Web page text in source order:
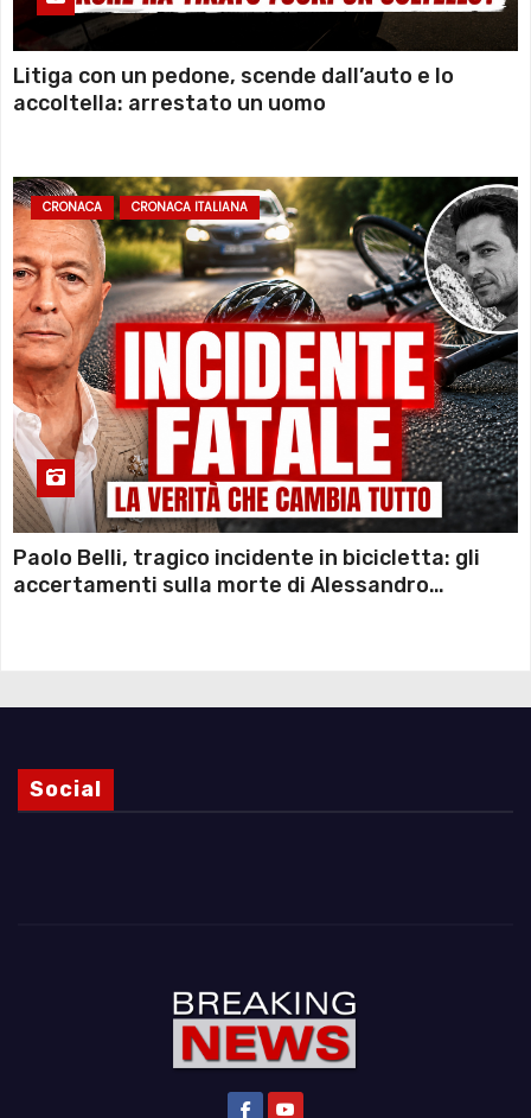
Litiga con un pedone, scende dall’auto e lo
accoltella: arrestato un uomo
CRONACA CRONACA ITALIANA
Paolo Belli, tragico incidente in bicicletta: gli
accertamenti sulla morte di Alessandro
Social